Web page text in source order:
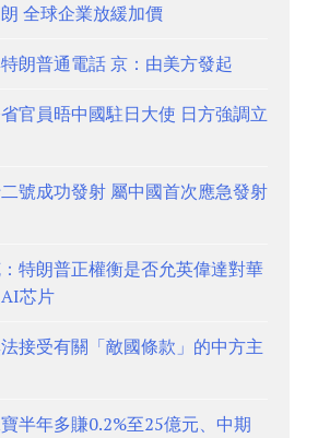
全球企業放緩加價
朗普通電話 京：由美方發起
官員晤中國駐日大使 日方強調立
號成功發射 屬中國首次應急發射
特朗普正權衡是否允英偉達對華
芯片
接受有關「敵國條款」的中方主
半年多賺0.2%至25億元、中期